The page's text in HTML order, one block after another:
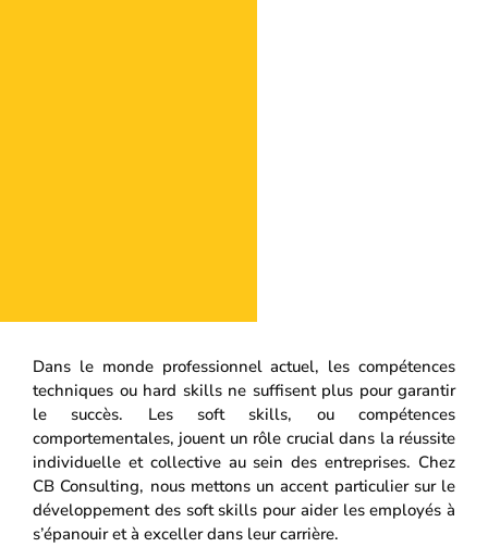
Dans le monde professionnel actuel, les compétences
techniques ou hard skills ne suffisent plus pour garantir
le succès. Les soft skills, ou compétences
comportementales, jouent un rôle crucial dans la réussite
individuelle et collective au sein des entreprises. Chez
CB Consulting, nous mettons un accent particulier sur le
développement des soft skills pour aider les employés à
s’épanouir et à exceller dans leur carrière.